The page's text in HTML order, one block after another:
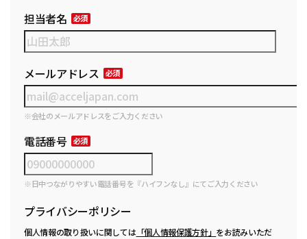
担当者名
メールアドレス
※会社のメールアドレスをご入力ください
電話番号
※日中つながりやすい電話番号を『ハイフンなし』にてご入力ください
プライバシーポリシー
個人情報の取り扱いに関しては「個人情報保護方針」 をお読みいただ